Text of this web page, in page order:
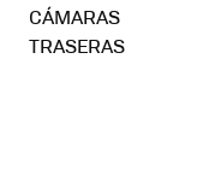
CÁMARAS
TRASERAS